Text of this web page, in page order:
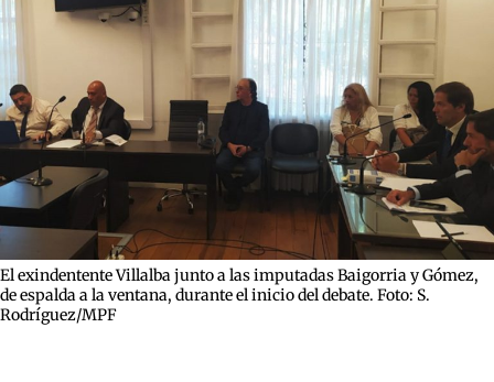
El exindentente Villalba junto a las imputadas Baigorria y Gómez,
de espalda a la ventana, durante el inicio del debate. Foto: S.
Rodríguez/MPF